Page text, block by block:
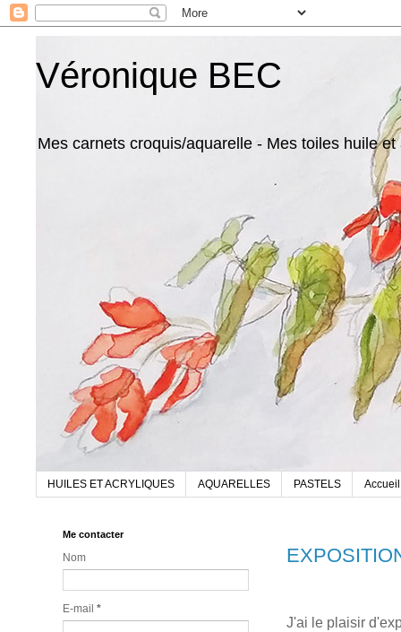
Véronique BEC
Mes carnets croquis/aquarelle - Mes toiles huile et
HUILES ET ACRYLIQUES AQUARELLES PASTELS Accueil
J'ai le plaisir
Me contacter
Nom
E-mail *